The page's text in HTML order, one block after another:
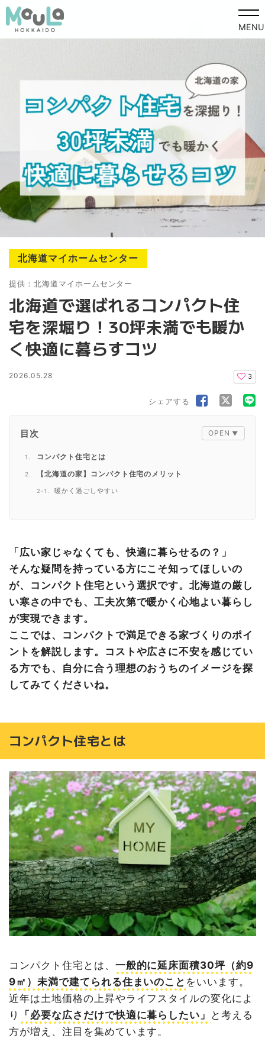
MENU
北海道マイホームセンター
提供：北海道マイホームセンター
北海道で選ばれるコンパクト住
宅を深堀り！30坪未満でも暖か
く快適に暮らすコツ
2026.05.28 3
シェアする
目次
コンパクト住宅とは
【北海道の家】コンパクト住宅のメリット
暖かく過ごしやすい
収納不足になりやすい
窮屈に感じることがある
来客時に手狭に感じる
北海道で失敗しないコンパクト住宅の設計ポイント
暖かさを最優先にする
玄関・収納は広めに確保する
生活動線を考えた間取りにする
外構は排雪スペースも考慮する
ライフスタイルの変化を考えた設計にする
コンパクト住宅は“体感”が重要！総合住宅展示場に行って
みよう
「広い家じゃなくても、快適に暮らせるの？」
そんな疑問を持っている方にこそ知ってほしいの
が、コンパクト住宅という選択です。北海道の厳し
い寒さの中でも、工夫次第で暖かく心地よい暮らし
が実現できます。
ここでは、コンパクトで満足できる家づくりのポイ
ントを解説します。コストや広さに不安を感じてい
る方でも、自分に合う理想のおうちのイメージを探
してみてくださいね。
コンパクト住宅とは
コンパクト住宅とは、 一般的に延床面積30坪（約9
9㎡）未満で建てられる住まいのこと をいいます。
近年は土地価格の上昇やライフスタイルの変化によ
り
「必要な広さだけで快適に暮らしたい」
と考える
方が増え、注目を集めています。